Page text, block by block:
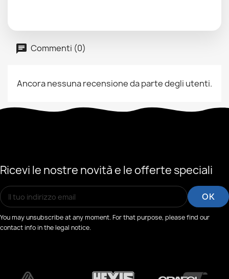
Commenti (0)
Ancora nessuna recensione da parte degli utenti.
Ricevi le nostre novità e le offerte speciali
You may unsubscribe at any moment. For that purpose, please find our
contact info in the legal notice.